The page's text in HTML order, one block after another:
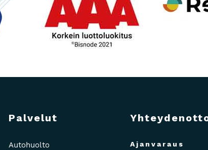
Palvelut
Autohuolto Ajanvaraus